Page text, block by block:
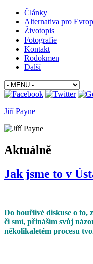
Články
Alternativa pro
Životopis
Fotografie
Kontakt
Rodokmen
Další
Jiří Payne
Aktuálně
Jak jsme to v
Do bouřlivé diskuse o to,
či smí, přináším svůj
několikaletém procesu